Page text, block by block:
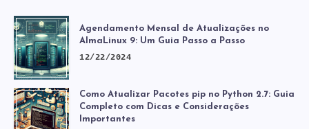
Agendamento Mensal de Atualizações no
AlmaLinux 9: Um Guia Passo a Passo
12/22/2024
Como Atualizar Pacotes pip no Python 2.7: Guia
Completo com Dicas e Considerações
Importantes